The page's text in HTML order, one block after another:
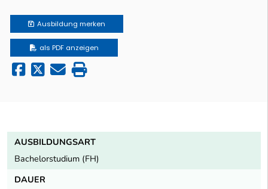
Ausbildung merken
als PDF anzeigen
AUSBILDUNGSART
Bachelorstudium (FH)
DAUER